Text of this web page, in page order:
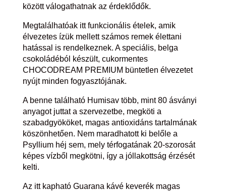
között válogathatnak az érdeklődők.
Megtalálhatóak itt funkcionális ételek, amik
élvezetes ízük mellett számos remek élettani
hatással is rendelkeznek. A speciális, belga
csokoládéból készült, cukormentes
CHOCODREAM PREMIUM büntetlen élvezetet
nyújt minden fogyasztójának.
A benne található Humisav több, mint 80 ásványi
anyagot juttat a szervezetbe, megköti a
szabadgyököket, magas antioxidáns tartalmának
köszönhetően. Nem maradhatott ki belőle a
Psyllium héj sem, mely térfogatának 20-szorosát
képes vízből megkötni, így a jóllakottság érzését
kelti.
Az itt kapható Guarana kávé keverék magas